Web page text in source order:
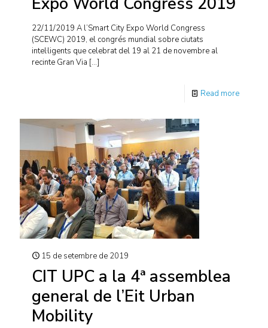
22/11/2019 A l’Smart City Expo World Congress
(SCEWC) 2019, el congrés mundial sobre ciutats
intel·ligents que celebrat del 19 al 21 de novembre al
recinte Gran Via […]
Read more
15 de setembre de 2019
CIT UPC a la 4ª assemblea
general de l’Eit Urban
Mobility